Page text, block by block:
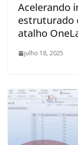
Acelerando
estruturado
atalho
julho 18, 2025